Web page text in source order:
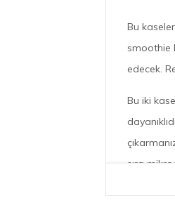
Bu
smoothie
edecek.
Bu iki
sıra
İkili